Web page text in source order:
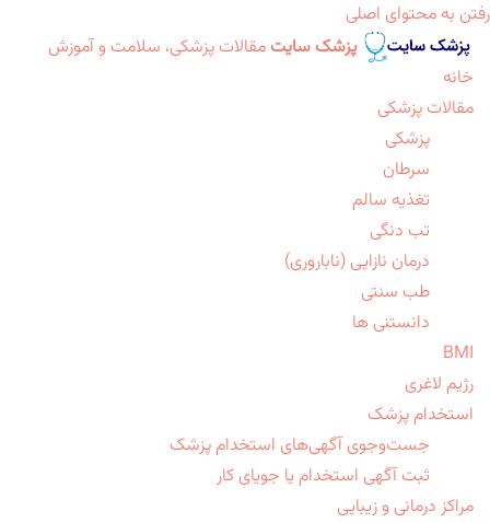
رفتن به محتوای اصلی
پزشک سایت مقالات پزشکی، سلامت و آموزش
خانه
مقالات پزشکی
پزشکی
سرطان
تغذیه سالم
تب دنگی
درمان نازایی (ناباروری)
طب سنتی
دانستنی ها
BMI
رژیم لاغری
استخدام پزشک
جست‌وجوی آگهی‌های استخدام پزشک
ثبت آگهی استخدام یا جویای کار
مراکز درمانی و زیبایی